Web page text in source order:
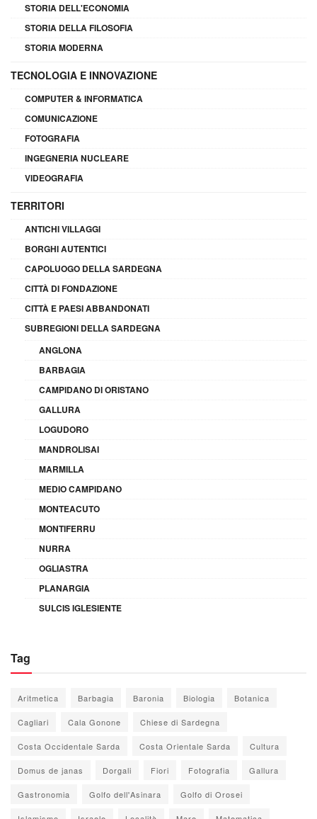
STORIA DELL'ECONOMIA
STORIA DELLA FILOSOFIA
STORIA MODERNA
TECNOLOGIA E INNOVAZIONE
COMPUTER & INFORMATICA
COMUNICAZIONE
FOTOGRAFIA
INGEGNERIA NUCLEARE
VIDEOGRAFIA
TERRITORI
ANTICHI VILLAGGI
BORGHI AUTENTICI
CAPOLUOGO DELLA SARDEGNA
CITTÀ DI FONDAZIONE
CITTÀ E PAESI ABBANDONATI
SUBREGIONI DELLA SARDEGNA
ANGLONA
BARBAGIA
CAMPIDANO DI ORISTANO
GALLURA
LOGUDORO
MANDROLISAI
MARMILLA
MEDIO CAMPIDANO
MONTEACUTO
MONTIFERRU
NURRA
OGLIASTRA
PLANARGIA
SULCIS IGLESIENTE
Tag
Aritmetica Barbagia Baronia Biologia Botanica
Cagliari Cala Gonone Chiese di Sardegna
Costa Occidentale Sarda Costa Orientale Sarda Cultura
Domus de janas Dorgali Fiori Fotografia Gallura
Gastronomia Golfo dell'Asinara Golfo di Orosei